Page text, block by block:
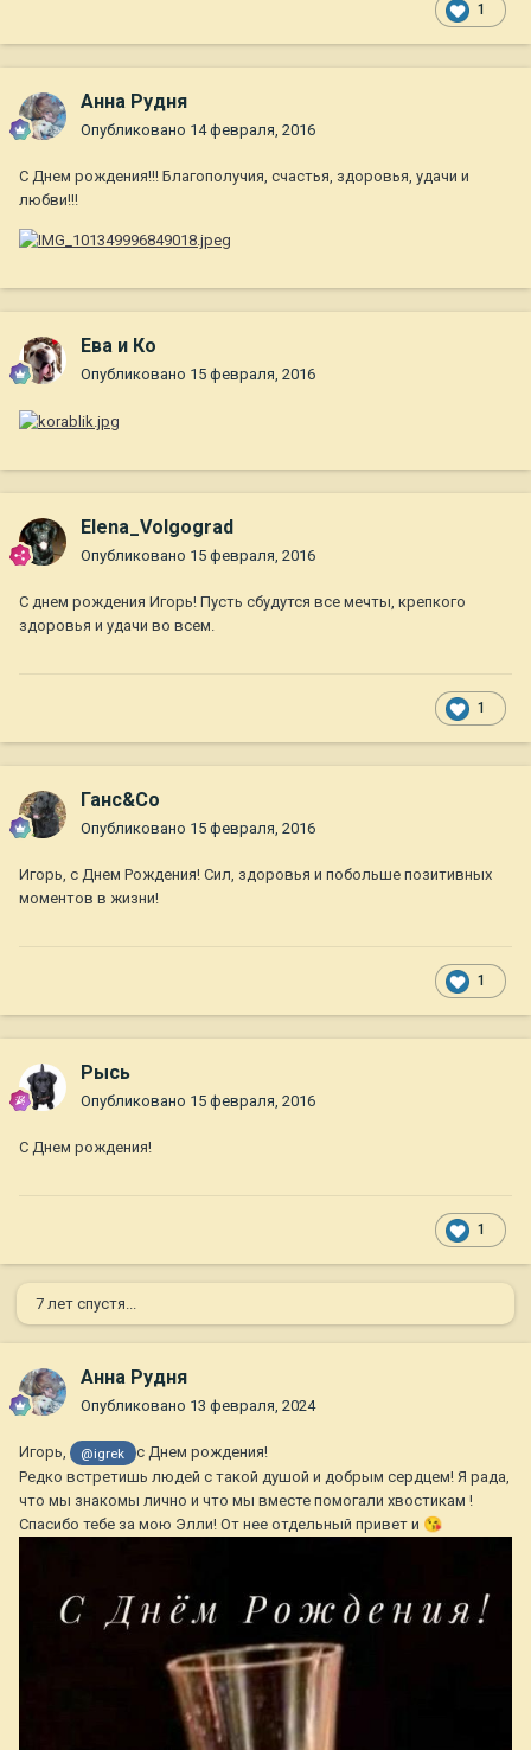
1
Анна Рудня
Опубликовано 14 февраля, 2016
С Днем рождения!!! Благополучия, счастья, здоровья, удачи и
любви!!!
Ева и Ко
Опубликовано 15 февраля, 2016
Elena_Volgograd
Опубликовано 15 февраля, 2016
С днем рождения Игорь! Пусть сбудутся все мечты, крепкого
здоровья и удачи во всем.
1
Ганс&Co
Опубликовано 15 февраля, 2016
Игорь, с Днем Рождения! Сил, здоровья и побольше позитивных
моментов в жизни!
1
Рысь
Опубликовано 15 февраля, 2016
С Днем рождения!
1
7 лет спустя...
Анна Рудня
Опубликовано 13 февраля, 2024
Игорь, @igrek
с Днем рождения!
Редко встретишь людей с такой душой и добрым сердцем! Я рада,
что мы знакомы лично и что мы вместе помогали хвостикам !
Спасибо тебе за мою Элли! От нее отдельный привет и 😘